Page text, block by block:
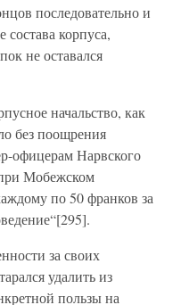
последовательно и
состава корпуса,
не оставался
начальство, как
без поощрения
офицерам Нарвского
Мобежском
по 50 франков за
за своих
удалить из
пользы на